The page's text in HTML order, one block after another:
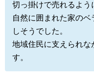
切っ掛けで売れるよう
自然に囲まれた家の
しそうでした。
地域住民に支えられ
す。